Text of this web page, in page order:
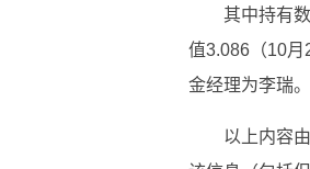
其中持有
值3.086（10月
金经理为李瑞。
以上内容